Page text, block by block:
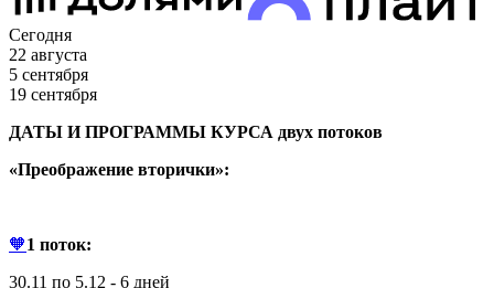
Сегодня
22 августа
5 сентября
19 сентября
ДАТЫ И ПРОГРАММЫ КУРСА двух потоков
«Преображение вторички»:
🧡1 поток:
30.11 по 5.12 - 6 дней